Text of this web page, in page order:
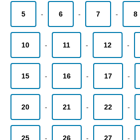
5 - 6 - 7 - 8
10 - 11 - 12 -
15 - 16 - 17 -
20 - 21 - 22 -
25 - 26 - 27 -